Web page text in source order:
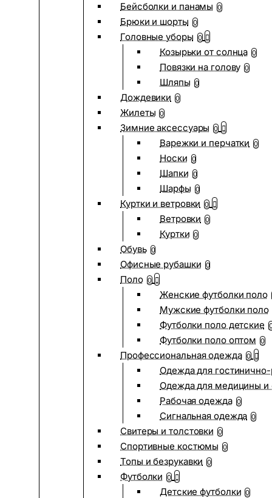
Бейсболки и панамы 0
Брюки и шорты 0
Головные уборы 0
Козырьки от солнца 0
Повязки на голову 0
Шляпы 0
Дождевики 0
Жилеты 0
Зимние аксессуары 0
Варежки и перчатки 0
Носки 0
Шапки 0
Шарфы 0
Куртки и ветровки 0
Ветровки 0
Куртки 0
Обувь 0
Офисные рубашки 0
Поло 0
Женские футболки поло
Мужские футболки поло
Футболки поло детские
Футболки поло оптом 0
Профессиональная одежда 0
Одежда для
Одежда для медицины и
Рабочая одежда 0
Сигнальная одежда 0
Свитеры и толстовки 0
Спортивные костюмы 0
Топы и безрукавки 0
Футболки 0
Детские футболки 0